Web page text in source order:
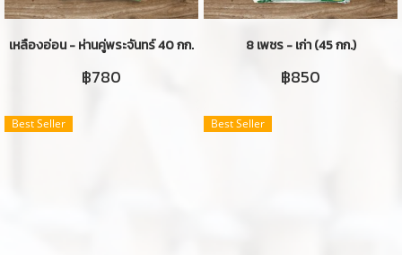
เหลืองอ่อน - ห่านคู่พระจันทร์ 40 กก.
฿780
8 เพชร - เก่า (45 กก.)
฿850
Best Seller Best Seller